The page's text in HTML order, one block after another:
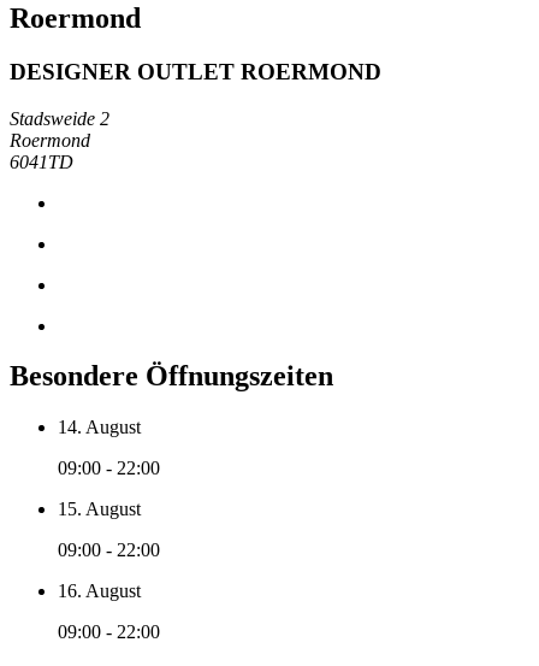
Roermond
DESIGNER OUTLET ROERMOND
Stadsweide 2
Roermond
6041TD
Besondere Öffnungszeiten
14. August
09:00 - 22:00
15. August
09:00 - 22:00
16. August
09:00 - 22:00